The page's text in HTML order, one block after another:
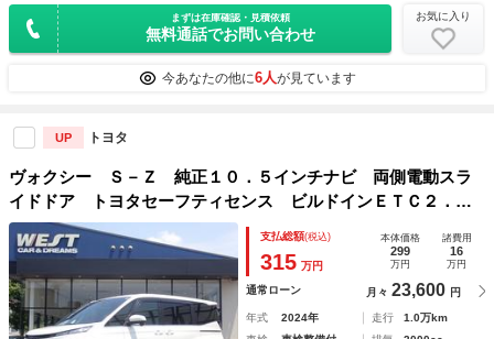
まずは在庫確認・見積依頼
無料通話でお問い合わせ
お気に入り
今あなたの他に6人が見ています
UP トヨタ
ヴォクシー Ｓ－Ｚ 純正１０．５インチナビ 両側電動スラ
イドドア トヨタセーフティセンス ビルドインＥＴＣ２．
０ 前後ドライブレコーダー ハーフレザーシート バックカ
メラ クリアランスソナー 前席シートヒーター
支払総額(税込)
315 万円
本体価格
299
万円
諸費用
16
万円
通常ローン 月々 23,600 円
年式 2024年 走行
1.0万km